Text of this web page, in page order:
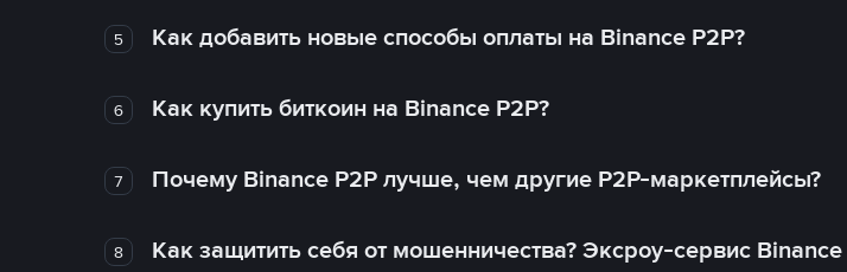
5 Как добавить новые способы оплаты на Binance P2P?
6 Как купить биткоин на Binance P2P?
7 Почему Binance P2P лучше, чем другие P2P-маркетплейсы?
8 Как защитить себя от мошенничества? Эксроу-сервис